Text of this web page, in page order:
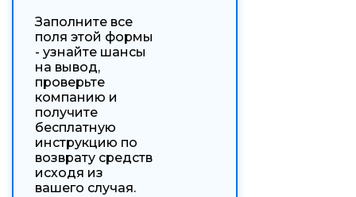
Заполните все
поля этой формы
- узнайте шансы
на вывод,
проверьте
компанию и
получите
бесплатную
инструкцию по
возврату средств
исходя из
вашего случая.